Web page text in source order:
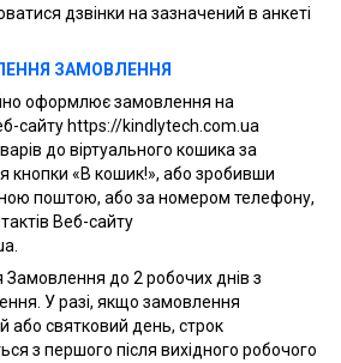
дзвінки на зазначений в анкеті
ЗАМОВЛЕННЯ
оформлює замовлення на
сайту https://kindlytech.com.ua
до віртуального кошика за
кнопки «В кошик!», або зробивши
поштою, або за номером телефону,
Веб-сайту
до 2 робочих днів з
У разі, якщо замовлення
або святковий день, строк
з першого після вихідного робочого